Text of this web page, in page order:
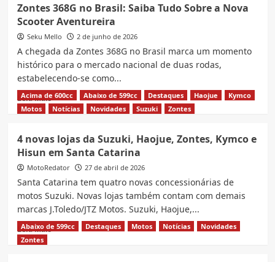
Zontes 368G no Brasil: Saiba Tudo Sobre a Nova
Scooter Aventureira
Seku Mello 2 de junho de 2026
A chegada da Zontes 368G no Brasil marca um momento
histórico para o mercado nacional de duas rodas,
estabelecendo-se como...
Leia MaisRead
more
368G
no
Brasil:
Saiba
Sobre
a
Nova
Acima de 600cc Abaixo de 599cc Destaques Haojue
Kymco
Motos
Notícias Novidades Suzuki Zontes
4 novas lojas da Suzuki, Haojue, Zontes, Kymco e
Hisun em Santa Catarina
MotoRedator 27 de abril de 2026
Santa Catarina tem quatro novas concessionárias de
motos Suzuki. Novas lojas também contam com demais
marcas J.Toledo/JTZ Motos. Suzuki, Haojue,...
Leia MaisRead
Abaixo de 599cc Destaques Motos Notícias
Novidades
Zontes